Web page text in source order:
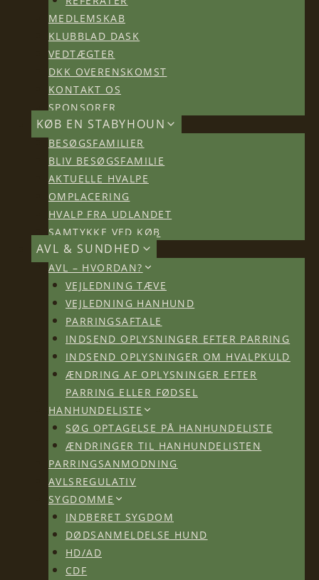
MEDLEMSKAB
KLUBBLAD DASK
VEDTÆGTER
DKK OVERENSKOMST
KONTAKT OS
SPONSORER
KØB EN STABYHOUN
BESØGSFAMILIER
BLIV BESØGSFAMILIE
AKTUELLE HVALPE
OMPLACERING
HVALP FRA UDLANDET
SAMTYKKE VED KØB
AVL & SUNDHED
AVL – HVORDAN?
VEJLEDNING TÆVE
VEJLEDNING HANHUND
PARRINGSAFTALE
INDSEND OPLYSNINGER EFTER PARRING
INDSEND OPLYSNINGER OM HVALPKULD
ÆNDRING AF OPLYSNINGER EFTER
PARRING ELLER FØDSEL
HANHUNDELISTE
SØG OPTAGELSE PÅ HANHUNDELISTE
ÆNDRINGER TIL HANHUNDELISTEN
PARRINGSANMODNING
AVLSREGULATIV
SYGDOMME
INDBERET SYGDOM
DØDSANMELDELSE HUND
HD/AD
CDF